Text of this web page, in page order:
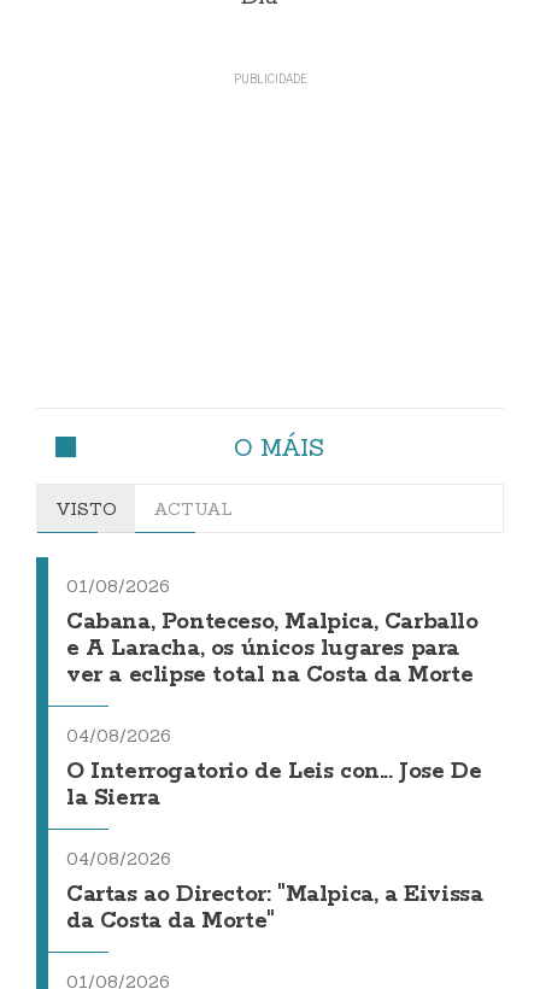
O MÁIS
VISTO ACTUAL
01/08/2026
Cabana, Ponteceso, Malpica, Carballo
e A Laracha, os únicos lugares para
ver a eclipse total na Costa da Morte
04/08/2026
O Interrogatorio de Leis con... Jose De
la Sierra
04/08/2026
Cartas ao Director: "Malpica, a Eivissa
da Costa da Morte"
01/08/2026